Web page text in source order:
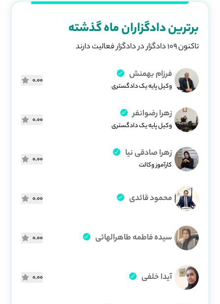
برترین دادگزاران ماه گذشته
تاکنون 109 دادگزار در دادگزار فعالیت دارند
فرزام بهمنش
وکیل پایه یک دادگستری
0.00
زهرا رضوانفر
وکیل پایه یک دادگستری
0.00
زهرا صادقی نیا
کارآموز وکالت
0.00
محمود قائدی 0.00
سیده فاطمه طاهرالهائی 0.00
آیدا خلفی 0.00